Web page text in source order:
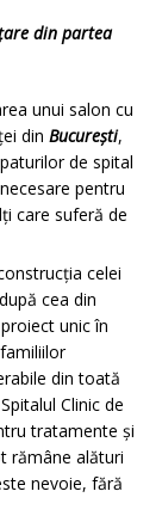
din partea
unui salon cu
din București,
de spital
pentru
care suferă de
celei
cea din
unic în
din toată
Clinic de
tratamente și
rămâne alături
nevoie, fără